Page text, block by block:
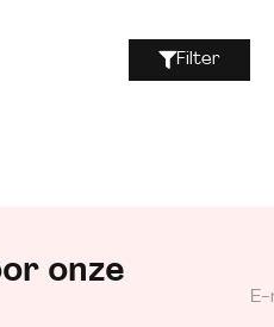
Filter
onze